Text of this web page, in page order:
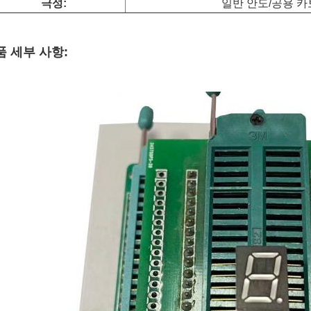
극성: 일반 안도/공용 카
세부 사항: